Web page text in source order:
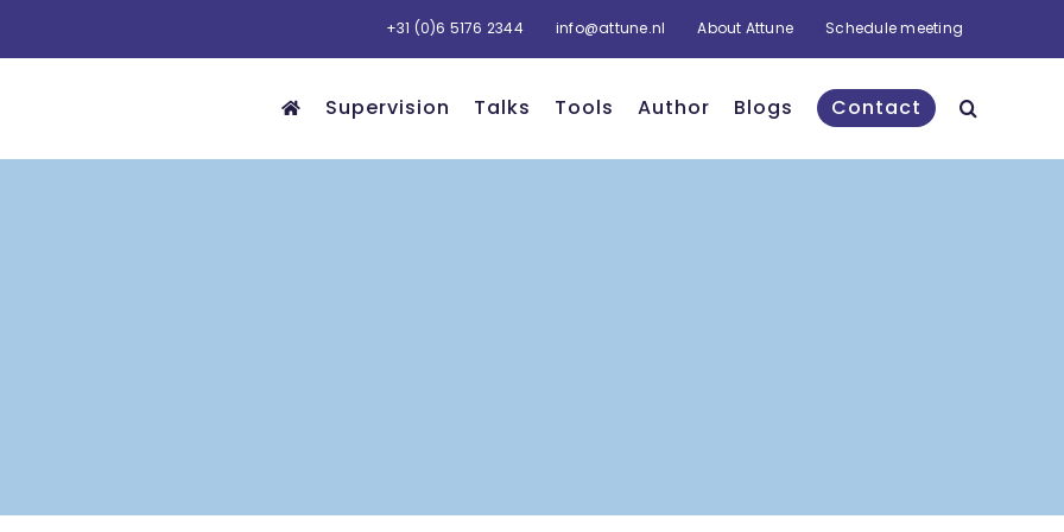
+31 (0)6 5176 2344 info@attune.nl About Attune Schedule meeting
Supervision Talks Tools Author Blogs Contact